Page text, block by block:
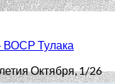
ВОСР Тулака
Октября, 1/26